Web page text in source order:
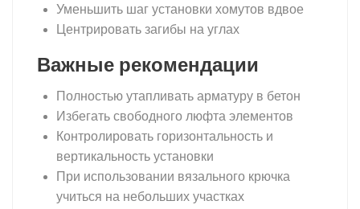
Уменьшить шаг установки хомутов вдвое
Центрировать загибы на углах
Важные рекомендации
Полностью утапливать арматуру в бетон
Избегать свободного люфта элементов
Контролировать горизонтальность и
вертикальность установки
При использовании вязального крючка
учиться на небольших участках